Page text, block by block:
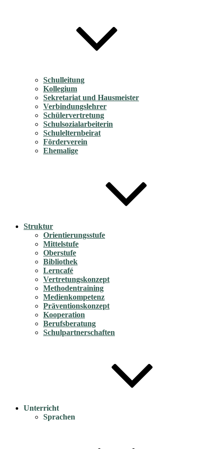
Schulleitung
Kollegium
Sekretariat und Hausmeister
Verbindungslehrer
Schülervertretung
Schulsozialarbeiterin
Schulelternbeirat
Förderverein
Ehemalige
Struktur
Orientierungsstufe
Mittelstufe
Oberstufe
Bibliothek
Lerncafé
Vertretungskonzept
Methodentraining
Medienkompetenz
Präventionskonzept
Kooperation
Berufsberatung
Schulpartnerschaften
Unterricht
Sprachen